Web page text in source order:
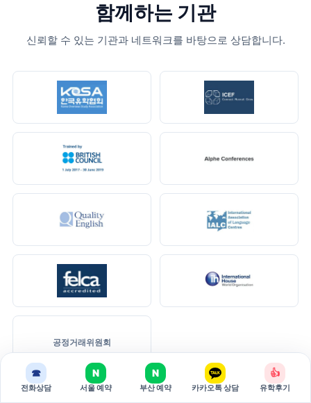
함께하는 기관
신뢰할 수 있는 기관과 네트워크를 바탕으로 상담합니다.
공정거래위원회
☎
전화상담
N
서울 예약
N
부산 예약 카카오톡 상담
👍
유학후기